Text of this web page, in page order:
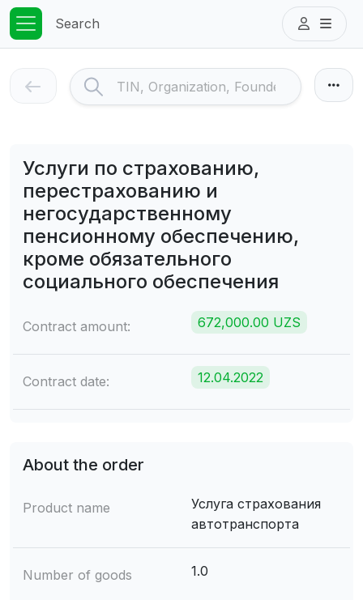
Search
Услуги по страхованию,
перестрахованию и
негосударственному
пенсионному обеспечению,
кроме обязательного
социального обеспечения
Contract amount: 672,000.00 UZS
Contract date: 12.04.2022
About the order
Product name
Услуга страхования
автотранспорта
Number of goods 1.0